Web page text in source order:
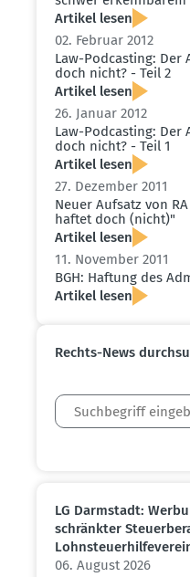
Artikel lesen
02. Februar 2012
Law-Podcasting: Der
doch nicht? - Teil 2
Artikel lesen
26. Januar 2012
Law-Podcasting: Der
doch nicht? - Teil 1
Artikel lesen
27. Dezember 2011
Neuer Aufsatz von
haftet doch (nicht)"
Artikel lesen
11. November 2011
BGH: Haftung des
Artikel lesen
Rechts-News
LG Darmstadt:
schränkter
06. August 2026